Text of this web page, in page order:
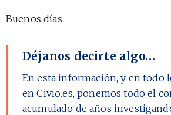
Buenos días.
Déjanos decirte algo…
En esta información, y en todo
en Civio.es, ponemos todo el
acumulado de años